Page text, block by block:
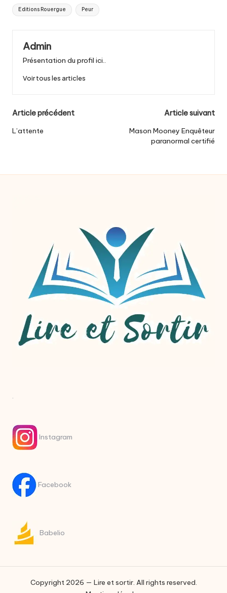
Tags:
Editions Rouergue Peur
Admin
Présentation du profil ici..
Voir tous les articles
Post
navigation
Article précédent
L’attente
Article suivant
Mason Mooney Enquêteur
paranormal certifié
.
Instagram
Facebook
Babelio
Copyright 2026 — Lire et sortir. All rights reserved.